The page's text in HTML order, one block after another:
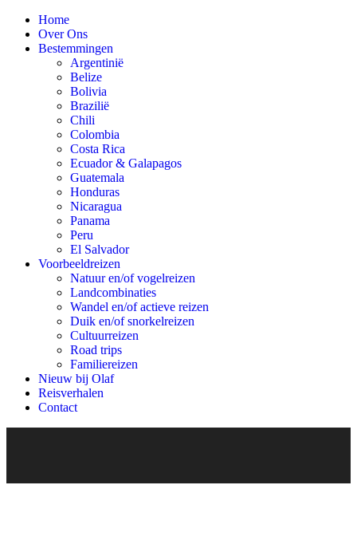
Home
Over Ons
Bestemmingen
Argentinië
Belize
Bolivia
Brazilië
Chili
Colombia
Costa Rica
Ecuador & Galapagos
Guatemala
Honduras
Nicaragua
Panama
Peru
El Salvador
Voorbeeldreizen
Natuur en/of vogelreizen
Landcombinaties
Wandel en/of actieve reizen
Duik en/of snorkelreizen
Cultuurreizen
Road trips
Familiereizen
Nieuw bij Olaf
Reisverhalen
Contact